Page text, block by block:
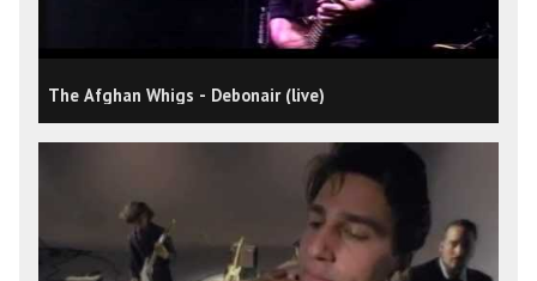
The Afghan Whigs - Debonair (live)